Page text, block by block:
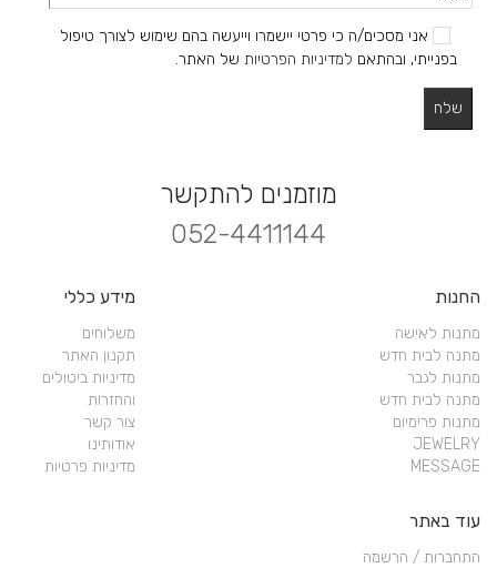
אני מסכים/ה כי פרטי יישמרו וייעשה בהם שימוש לצורך טיפול
בפנייתי, ובהתאם למדיניות הפרטיות של האתר.
מוזמנים להתקשר
052-4411144
החנות
מתנות לאישה
מתנה לבית חדש
מתנות לגבר
מתנה לבית חדש
מתנות פרימיום
JEWELRY
MESSAGE
מידע כללי
משלוחים
תקנון האתר
מדיניות ביטולים
והחזרות
צור קשר
אודותינו
מדיניות פרטיות
עוד באתר
התחברות / הרשמה